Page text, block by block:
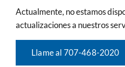
Actualmente, no estamos
actualizaciones a nuestros
Llame al 707-468-2020